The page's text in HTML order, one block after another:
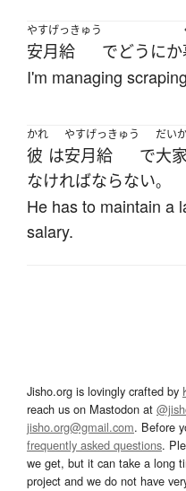
やすげっきゅう
安月給 でどうにか
I'm managing
かれ
彼 は
やすげっきゅう
安月給 で
だい
大
なければならない。
He has to maintain a
salary.
Jisho.org is lovingly crafted by
reach us on Mastodon at
jisho.org@gmail.com. Before
frequently asked questions.
we get, but it can take a long
project and we do not have